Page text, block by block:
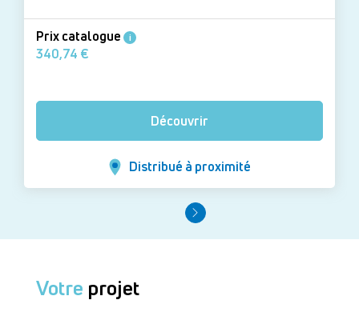
Prix catalogue i
340,74 €
Découvrir
Distribué à proximité
Votre projet